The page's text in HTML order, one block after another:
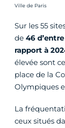
Crédit photo :
Ville de Paris
Sur les 55
de 46
rapport à
élevée sont
place de la
Olympiques
La
ceux situés